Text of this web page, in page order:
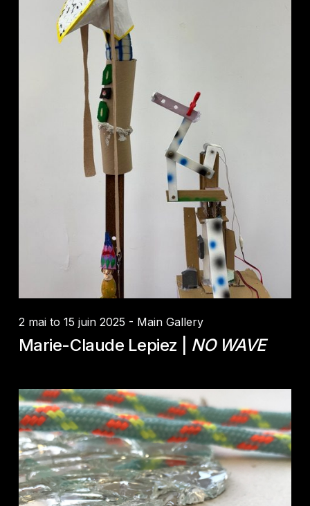
Marie-Claude Lepiez
2 mai to 15 juin 2025 - Main Gallery
Marie-Claude Lepiez | NO WAVE